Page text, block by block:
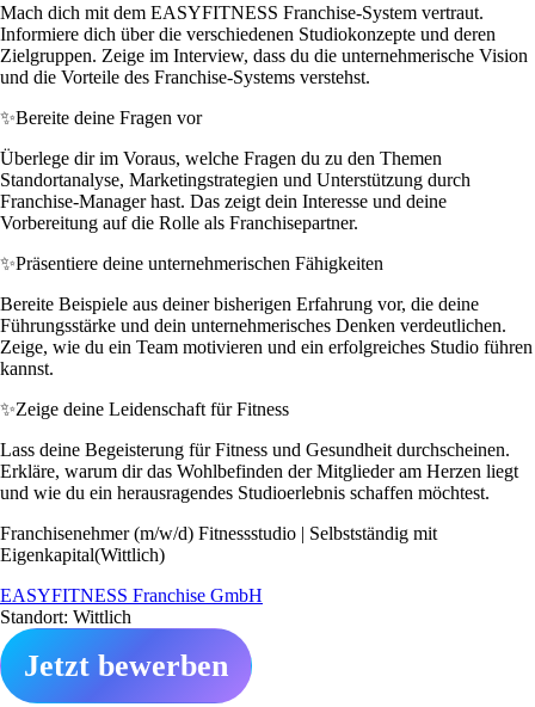
Mach dich mit dem EASYFITNESS Franchise-System vertraut.
Informiere dich über die verschiedenen Studiokonzepte und deren
Zielgruppen. Zeige im Interview, dass du die unternehmerische Vision
und die Vorteile des Franchise-Systems verstehst.
✨Bereite deine Fragen vor
Überlege dir im Voraus, welche Fragen du zu den Themen
Standortanalyse, Marketingstrategien und Unterstützung durch
Franchise-Manager hast. Das zeigt dein Interesse und deine
Vorbereitung auf die Rolle als Franchisepartner.
✨Präsentiere deine unternehmerischen Fähigkeiten
Bereite Beispiele aus deiner bisherigen Erfahrung vor, die deine
Führungsstärke und dein unternehmerisches Denken verdeutlichen.
Zeige, wie du ein Team motivieren und ein erfolgreiches Studio führen
kannst.
✨Zeige deine Leidenschaft für Fitness
Lass deine Begeisterung für Fitness und Gesundheit durchscheinen.
Erkläre, warum dir das Wohlbefinden der Mitglieder am Herzen liegt
und wie du ein herausragendes Studioerlebnis schaffen möchtest.
Franchisenehmer (m/w/d) Fitnessstudio | Selbstständig mit
Eigenkapital(Wittlich)
EASYFITNESS Franchise GmbH
Standort: Wittlich
Jetzt bewerben